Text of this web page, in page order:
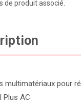
de produit associé.
multimatériaux pour
Plus AC